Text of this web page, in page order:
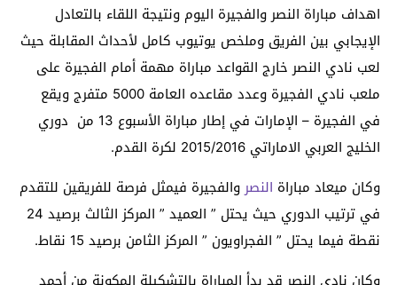
اهداف مباراة النصر والفجيرة اليوم ونتيجة اللقاء بالتعادل
الإيجابي بين الفريق وملخص يوتيوب كامل لأحداث المقابلة حيث
لعب نادي النصر خارج القواعد مباراة مهمة أمام الفجيرة على
ملعب نادي الفجيرة وعدد مقاعده العامة 5000 متفرج ويقع
في الفجيرة – الإمارات في إطار مباراة الأسبوع 13 من دوري
الخليج العربي الاماراتي 2015/2016 لكرة القدم.
وكان ميعاد مباراة النصروالفجيرة فيمثل فرصة للفريقين للتقدم
في ترتيب الدوري حيث يحتل ” العميد ” المركز الثالث برصيد 24
نقطة فيما يحتل ” الفجراويون ” المركز الثامن برصيد 15 نقاط.